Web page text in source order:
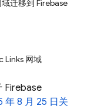
迁移到 Firebase
Links 网域
Firebase
年 8 月 25 日关